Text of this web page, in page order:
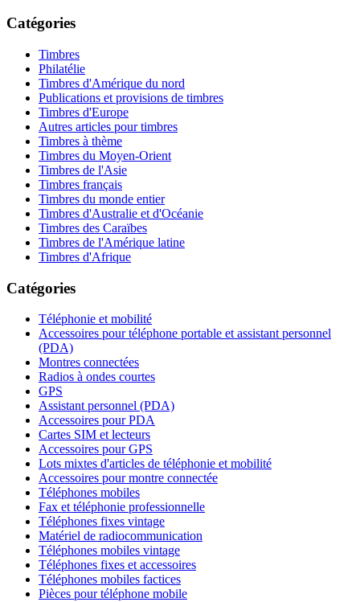
Catégories
Timbres
Philatélie
Timbres d'Amérique du nord
Publications et provisions de timbres
Timbres d'Europe
Autres articles pour timbres
Timbres à thème
Timbres du Moyen-Orient
Timbres de l'Asie
Timbres français
Timbres du monde entier
Timbres d'Australie et d'Océanie
Timbres des Caraïbes
Timbres de l'Amérique latine
Timbres d'Afrique
Catégories
Téléphonie et mobilité
Accessoires pour téléphone portable et assistant personnel
(PDA)
Montres connectées
Radios à ondes courtes
GPS
Assistant personnel (PDA)
Accessoires pour PDA
Cartes SIM et lecteurs
Accessoires pour GPS
Lots mixtes d'articles de téléphonie et mobilité
Accessoires pour montre connectée
Téléphones mobiles
Fax et téléphonie professionnelle
Téléphones fixes vintage
Matériel de radiocommunication
Téléphones mobiles vintage
Téléphones fixes et accessoires
Téléphones mobiles factices
Pièces pour téléphone mobile